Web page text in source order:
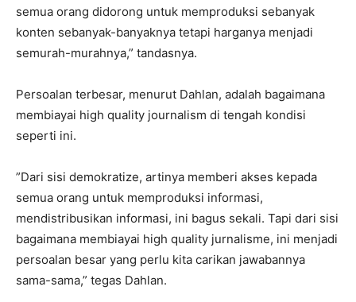
semua orang didorong untuk memproduksi sebanyak
konten sebanyak-banyaknya tetapi harganya menjadi
semurah-murahnya,” tandasnya.
‎Persoalan terbesar, menurut Dahlan, adalah bagaimana
membiayai high quality journalism di tengah kondisi
seperti ini.
‎”Dari sisi demokratize, artinya memberi akses kepada
semua orang untuk memproduksi informasi,
mendistribusikan informasi, ini bagus sekali. Tapi dari sisi
bagaimana membiayai high quality jurnalisme, ini menjadi
persoalan besar yang perlu kita carikan jawabannya
sama-sama,” tegas Dahlan.